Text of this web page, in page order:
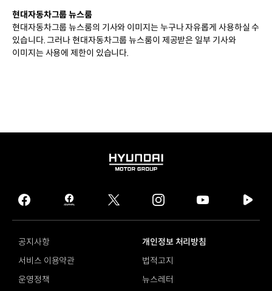
현대자동차그룹 뉴스룸
현대자동차그룹 뉴스룸의 기사와 이미지는 누구나 자유롭게 사용하실 수
있습니다. 그러나 현대자동차그룹 뉴스룸이 제공받은 일부 기사와
이미지는 사용에 제한이 있습니다.
HYUNDAI
GROUP
facebook
hmg
journal
twitter instagram
tv
공지사항
개인정보 처리방침
서비스 이용약관
법적고지
운영정책
뉴스레터